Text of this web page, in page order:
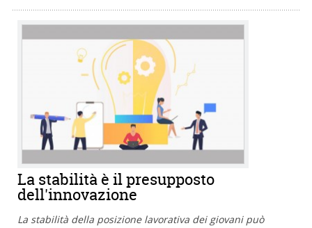
La stabilità è il presupposto
dell'innovazione
La stabilità della posizione lavorativa dei giovani può